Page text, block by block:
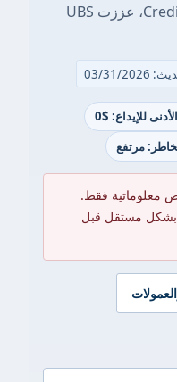
بفضل استحواذها على Credit Suisse، عززت UBS
31/2026
للإيداع: $0
مرتفع
معلوماتية فقط.
بشكل مستقل قبل